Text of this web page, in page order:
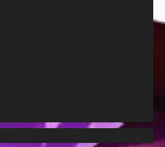
กรกฎาคม 26, 2023